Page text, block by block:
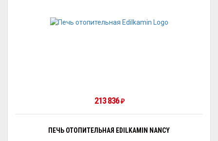
213 836 ₽
ПЕЧЬ ОТОПИТЕЛЬНАЯ EDILKAMIN NANCY